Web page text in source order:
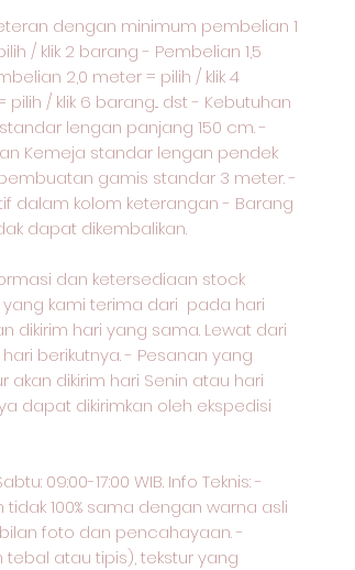
dengan minimum pembelian 1
/ klik 2 barang - Pembelian 1,5
2,0 meter = pilih / klik 4
/ klik 6 barang... dst - Kebutuhan
lengan panjang 150 cm. -
Kemeja standar lengan pendek
gamis standar 3 meter. -
dalam kolom keterangan - Barang
dapat dikembalikan.
dan ketersediaan stock
kami terima dari pada hari
dikirim hari yang sama. Lewat dari
berikutnya. - Pesanan yang
akan dikirim hari Senin atau hari
dapat dikirimkan oleh ekspedisi
09:00-17:00 WIB. Info Teknis: -
100% sama dengan warna asli
foto dan pencahayaan. -
atau tipis), tekstur yang